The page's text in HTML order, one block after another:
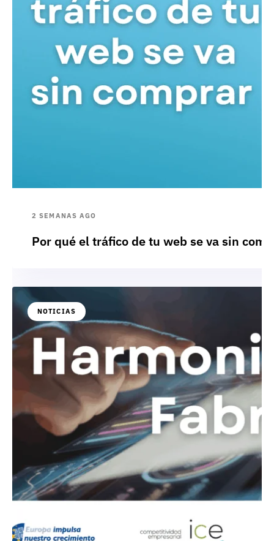
2 SEMANAS AGO
Por qué el tráfico de tu web se va sin
NOTICIAS